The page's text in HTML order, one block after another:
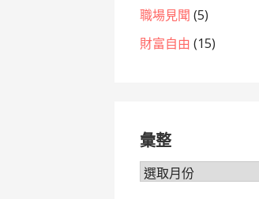
職場見聞 (5)
財富自由 (15)
彙整
彙